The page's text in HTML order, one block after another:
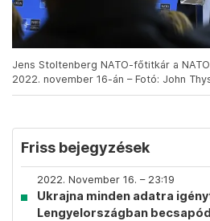
Jens Stoltenberg NATO-főtitkár a
2022. november 16-án – Fotó: John
Friss bejegyzések
2022. November 16. – 23:19
Ukrajna minden adatra
Lengyelországban